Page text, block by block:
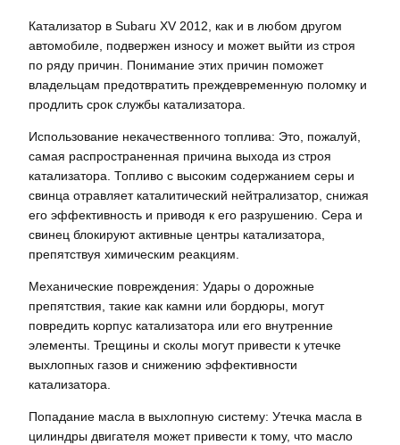
Катализатор в Subaru XV 2012, как и в любом другом
автомобиле, подвержен износу и может выйти из строя
по ряду причин. Понимание этих причин поможет
владельцам предотвратить преждевременную поломку и
продлить срок службы катализатора.
Использование некачественного топлива: Это, пожалуй,
самая распространенная причина выхода из строя
катализатора. Топливо с высоким содержанием серы и
свинца отравляет каталитический нейтрализатор, снижая
его эффективность и приводя к его разрушению. Сера и
свинец блокируют активные центры катализатора,
препятствуя химическим реакциям.
Механические повреждения: Удары о дорожные
препятствия, такие как камни или бордюры, могут
повредить корпус катализатора или его внутренние
элементы. Трещины и сколы могут привести к утечке
выхлопных газов и снижению эффективности
катализатора.
Попадание масла в выхлопную систему: Утечка масла в
цилиндры двигателя может привести к тому, что масло